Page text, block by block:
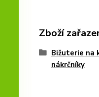
Zboží
Bižuterie na
nákrčníky